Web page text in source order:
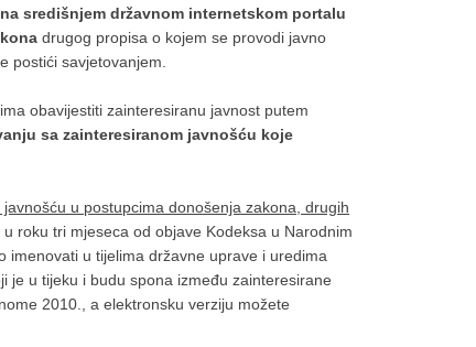
središnjem državnom internetskom portalu
drugog propisa o kojem se provodi javno
postići savjetovanjem.
obavijestiti zainteresiranu javnost putem
sa zainteresiranom javnošću koje
u postupcima donošenja zakona, drugih
roku tri mjeseca od objave Kodeksa u Narodnim
imenovati u tijelima državne uprave i uredima
je u tijeku i budu spona između zainteresirane
2010., a elektronsku verziju možete